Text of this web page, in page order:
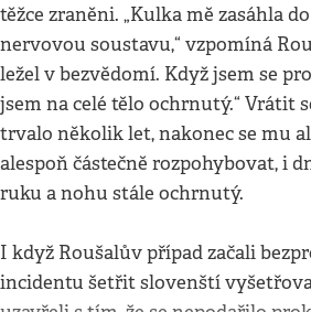
těžce zraněni. „Kulka mě zasáhla
nervovou soustavu,“ vzpomíná
ležel v bezvědomí. Když jsem se
jsem na celé tělo ochrnutý.“ Vrátit
trvalo několik let, nakonec se mu
alespoň částečně rozpohybovat, i
ruku a nohu stále ochrnutý.
I když Roušalův případ začali
incidentu šetřit slovenští